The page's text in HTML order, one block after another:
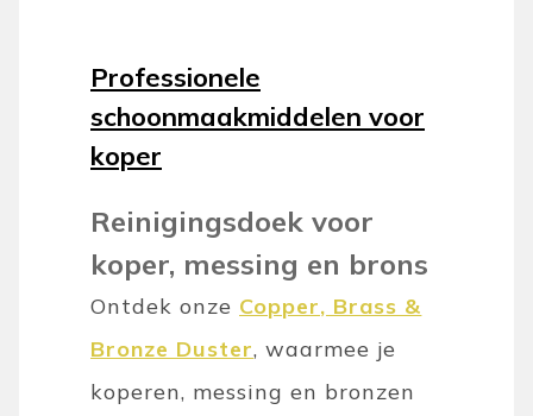
Professionele
schoonmaakmiddelen voor
koper
Reinigingsdoek voor
koper, messing en brons
Ontdek onze Copper, Brass &
Bronze Duster, waarmee je
koperen, messing en bronzen